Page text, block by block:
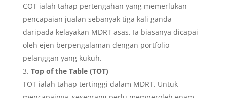
COT ialah tahap pertengahan yang memerlukan
pencapaian jualan sebanyak tiga kali ganda
daripada kelayakan MDRT asas. Ia biasanya dicapai
oleh ejen berpengalaman dengan portfolio
pelanggan yang kukuh.
Top of the Table (TOT)
TOT ialah tahap tertinggi dalam MDRT. Untuk